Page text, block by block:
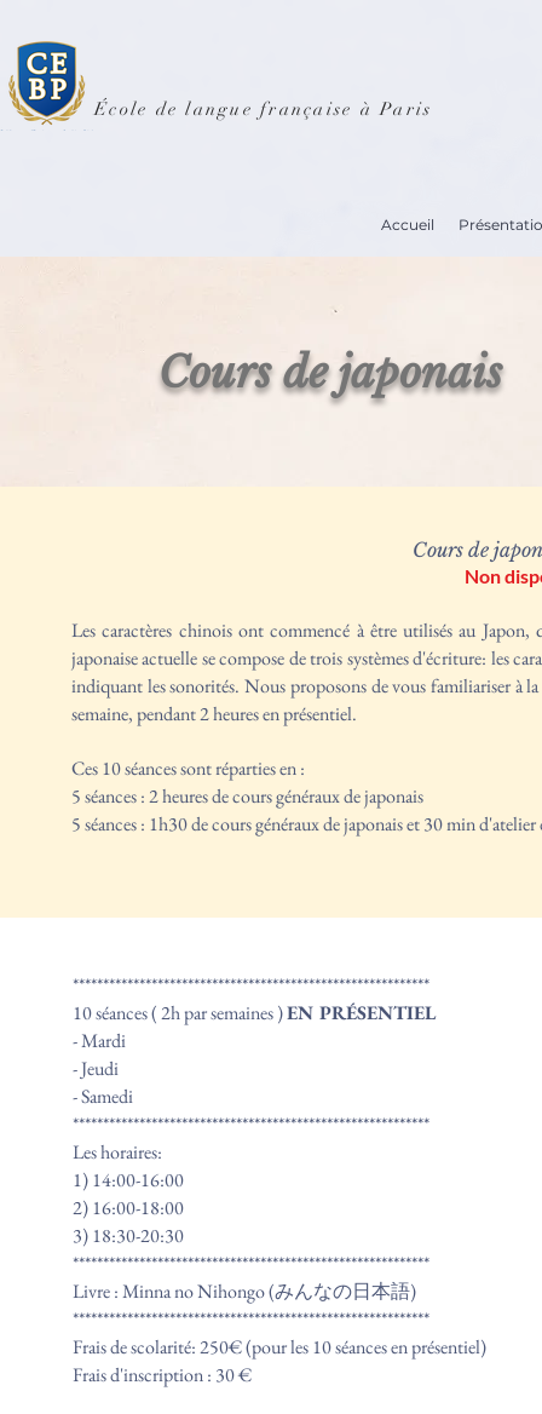
École de langue française à Paris
Accueil
Cours de japonais
Cours de
Non
Les caractères chinois ont commencé à être utilisés au
japonaise actuelle se compose de trois systèmes d'écriture: les
indiquant les sonorités. Nous proposons de vous familiariser à
semaine, pendant 2 heures en présentiel.
Ces 10 séances sont réparties en :
5 séances : 2 heures de cours généraux de japonais
5 séances : 1h30 de cours généraux de japonais et 30 min
***********************************************************
10 séances ( 2h par semaines )EN PRÉSENTIEL
- Mardi
- Jeudi
- Samedi
***********************************************************
Les horaires:
1) 14:00-16:00
2) 16:00-18:00
3) 18:30-20:30
***********************************************************
Livre : Minna no Nihongo (みんなの日本語)
***********************************************************
Frais de scolarité: 250€ (pour les 10 séances en présentiel)
Frais d'inscription : 30 €